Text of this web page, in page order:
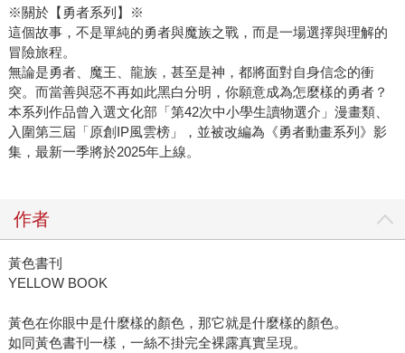
※關於【勇者系列】※
這個故事，不是單純的勇者與魔族之戰，而是一場選擇與理解的
冒險旅程。
無論是勇者、魔王、龍族，甚至是神，都將面對自身信念的衝
突。而當善與惡不再如此黑白分明，你願意成為怎麼樣的勇者？
本系列作品曾入選文化部「第42次中小學生讀物選介」漫畫類、
入圍第三屆「原創IP風雲榜」，並被改編為《勇者動畫系列》影
集，最新一季將於2025年上線。
作者
黃色書刊
YELLOW BOOK
黃色在你眼中是什麼樣的顏色，那它就是什麼樣的顏色。
如同黃色書刊一樣，一絲不掛完全裸露真實呈現。